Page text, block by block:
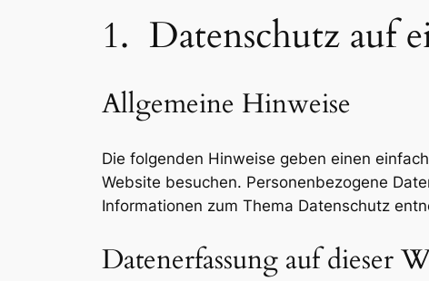
1. Datenschutz auf
Allgemeine Hinweise
Die folgenden Hinweise geben einen
Website besuchen. Personenbezogene
Informationen zum Thema Datenschutz
Datenerfassung auf dieser